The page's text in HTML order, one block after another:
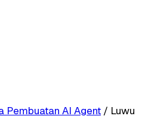
Pembuatan AI Agent / Luwu